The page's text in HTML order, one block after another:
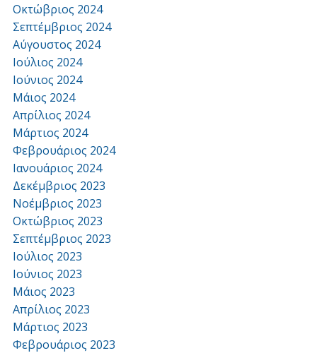
Οκτώβριος 2024
Σεπτέμβριος 2024
Αύγουστος 2024
Ιούλιος 2024
Ιούνιος 2024
Μάιος 2024
Απρίλιος 2024
Μάρτιος 2024
Φεβρουάριος 2024
Ιανουάριος 2024
Δεκέμβριος 2023
Νοέμβριος 2023
Οκτώβριος 2023
Σεπτέμβριος 2023
Ιούλιος 2023
Ιούνιος 2023
Μάιος 2023
Απρίλιος 2023
Μάρτιος 2023
Φεβρουάριος 2023